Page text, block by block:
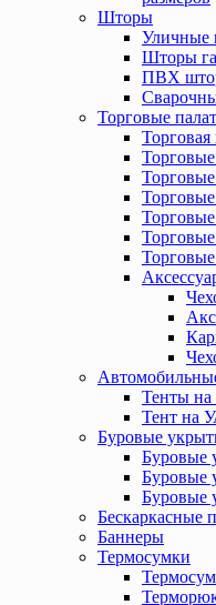
Шторы
Уличные
Шторы
ПВХ
Торговые
Торговая
Тенты на
Тент на
Буровые
Буровые
Буровые
Буровые
Бескаркасные
Баннеры
Термосумки